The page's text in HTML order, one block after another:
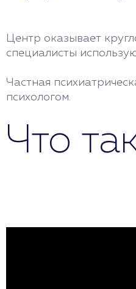
Центр оказывает
специалисты
Частная
психологом.
Что